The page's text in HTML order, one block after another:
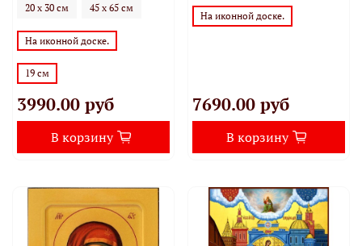
20 х 30 см 45 х 65 см
На иконной доске.
19 см
3990.00 руб
В корзину
На иконной доске.
7690.00 руб
В корзину